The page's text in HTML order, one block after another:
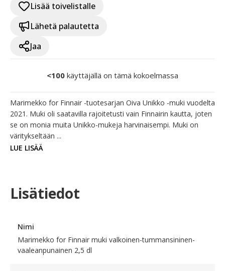
Lisää toivelistalle
Lähetä palautetta
Jaa
<100 käyttäjällä on tämä kokoelmassa
Marimekko for Finnair -tuotesarjan Oiva Unikko -muki vuodelta
2021. Muki oli saatavilla rajoitetusti vain Finnairin kautta, joten
se on monia muita Unikko-mukeja harvinaisempi. Muki on
väritykseltään ...
LUE LISÄÄ
Lisätiedot
Nimi
Marimekko for Finnair muki valkoinen-tummansininen-
vaaleanpunainen 2,5 dl